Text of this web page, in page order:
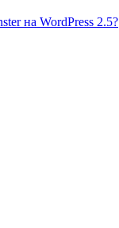
на WordPress 2.5?